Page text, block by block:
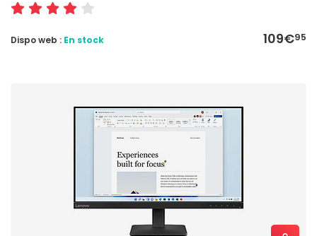
109€95
Dispo web : En stock